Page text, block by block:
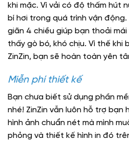
khi mặc. Vì vải có độ thấm hút
bí hơi trong quá trình vận
giãn 4 chiều giúp bạn thoải
thấy gò bó, khó chịu. Vì thế khi
ZinZin, bạn sẽ hoàn toàn yên
Miễn phí thiết kế
Bạn chưa biết sử dụng phần
nhé! ZinZin vẫn luôn hỗ trợ bạn
hình ảnh chuẩn nét mà mình
phỏng và thiết kế hình in đó